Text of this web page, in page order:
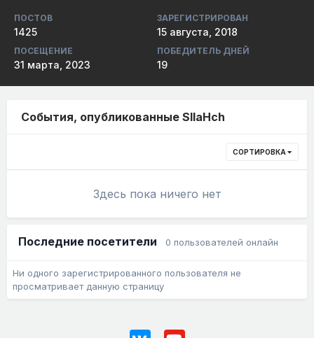
ПОСТОВ
1425
ЗАРЕГИСТРИРОВАН
15 августа, 2018
ПОСЕЩЕНИЕ
31 марта, 2023
ПОБЕДИТЕЛЬ ДНЕЙ
19
События, опубликованные SIIaHch
СОРТИРОВКА
Здесь пока ничего нет
Последние посетители 0 пользователей онлайн
Ни одного зарегистрированного пользователя не
просматривает данную страницу